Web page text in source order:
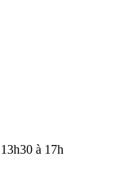
à 17h